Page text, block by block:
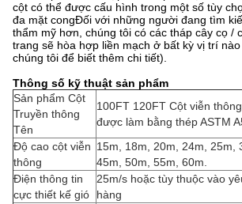
cột có thể được cấu hình trong một số tùy
đa mặt congĐối với những người đang tìm
thẩm mỹ hơn, chúng tôi có các tháp cây cọ /
trang sẽ hòa hợp liền mạch ở bất kỳ vị trí
chúng tôi để biết thêm chi tiết).
Thông số kỹ thuật sản phẩm
Sản phẩm Cột
Truyền thông
Tên
100FT 120FT Cột viễn
được làm bằng thép ASTM
Độ cao cột viễn
thông
15m, 18m, 20m, 24m, 25m,
45m, 50m, 55m, 60m.
Điện thông tin
cực thiết kế gió
25m/s hoặc tùy thuộc vào
hàng